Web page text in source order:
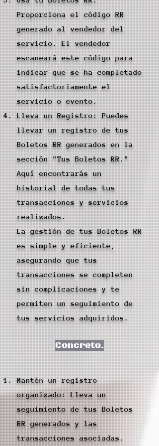
Proporciona el código RR
generado al vendedor del
servicio. El vendedor
escaneará este código para
indicar que se ha completado
satisfactoriamente el
servicio o evento.
Lleva un Registro: Puedes
llevar un registro de tus
Boletos RR generados en la
sección "Tus Boletos RR."
Aquí encontrarás un
historial de todas tus
transacciones y servicios
realizados.
La gestión de tus Boletos RR
es simple y eficiente,
asegurando que tus
transacciones se completen
sin complicaciones y te
permiten un seguimiento de
tus servicios adquiridos.
Concreto.
Mantén un registro
organizado: Lleva un
seguimiento de tus Boletos
RR generados y las
transacciones asociadas.